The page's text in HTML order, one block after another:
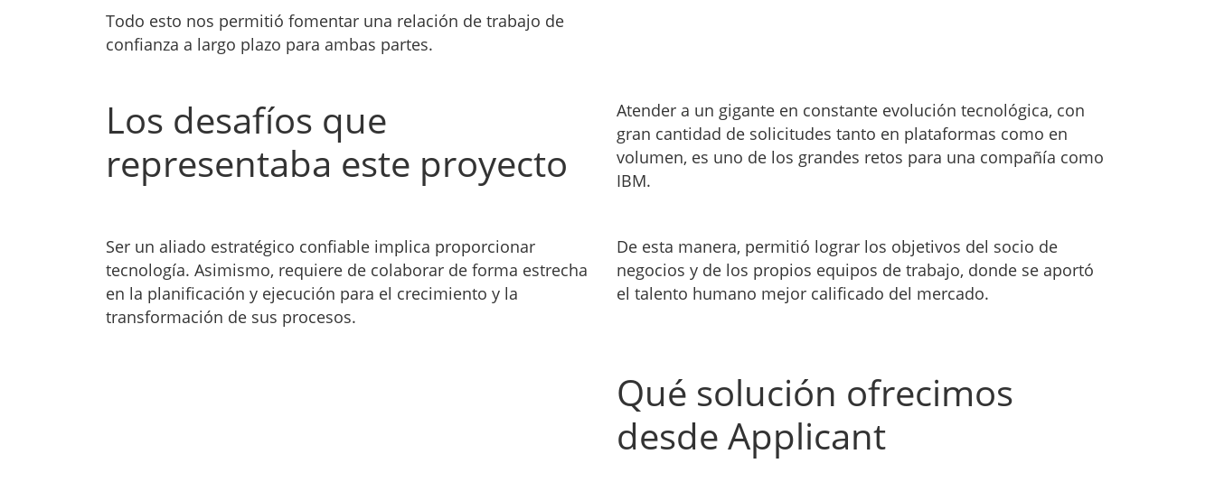
Todo esto nos permitió fomentar una relación de trabajo de
confianza a largo plazo para ambas partes.
Los desafíos que
representaba este proyecto
Atender a un gigante en constante evolución tecnológica, con
gran cantidad de solicitudes tanto en plataformas como en
volumen, es uno de los grandes retos para una compañía como
IBM.
Ser un aliado estratégico confiable implica proporcionar
tecnología. Asimismo, requiere de colaborar de forma estrecha
en la planificación y ejecución para el crecimiento y la
transformación de sus procesos.
De esta manera, permitió lograr los objetivos del socio de
negocios y de los propios equipos de trabajo, donde se aportó
el talento humano mejor calificado del mercado.
Qué solución ofrecimos
desde Applicant